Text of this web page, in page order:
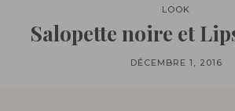
LOOK
Salopette noire et
DÉCEMBRE 1, 2016